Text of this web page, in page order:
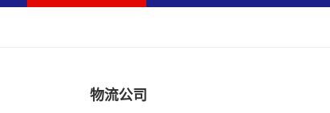
物流公司